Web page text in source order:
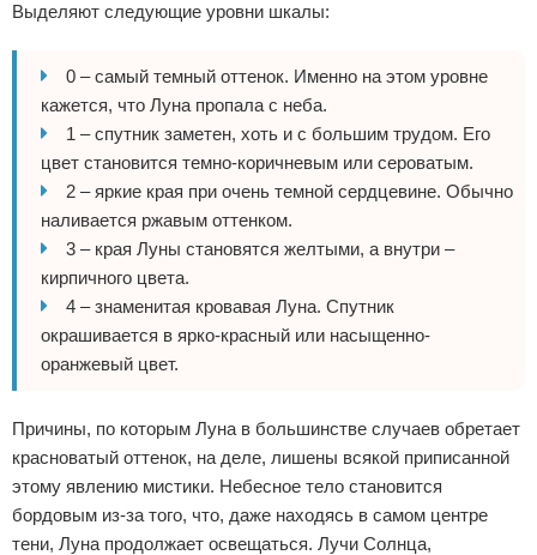
Выделяют следующие уровни шкалы:
0 – самый темный оттенок. Именно на этом уровне
кажется, что Луна пропала с неба.
1 – спутник заметен, хоть и с большим трудом. Его
цвет становится темно-коричневым или сероватым.
2 – яркие края при очень темной сердцевине. Обычно
наливается ржавым оттенком.
3 – края Луны становятся желтыми, а внутри –
кирпичного цвета.
4 – знаменитая кровавая Луна. Спутник
окрашивается в ярко-красный или насыщенно-
оранжевый цвет.
Причины, по которым Луна в большинстве случаев обретает
красноватый оттенок, на деле, лишены всякой приписанной
этому явлению мистики. Небесное тело становится
бордовым из-за того, что, даже находясь в самом центре
тени, Луна продолжает освещаться. Лучи Солнца,